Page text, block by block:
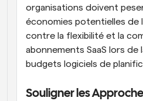
organisations doivent
économies potentielles de
contre la flexibilité et la
abonnements SaaS lors de
budgets logiciels de
Souligner les